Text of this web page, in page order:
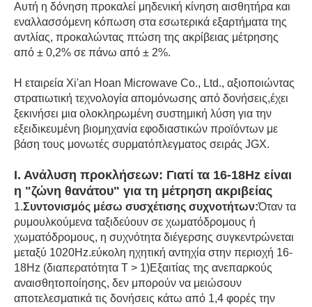
Αυτή η δόνηση προκαλεί μηδενική κίνηση αισθητήρα και
εναλλασσόμενη κόπωση στα εσωτερικά εξαρτήματα της
αντλίας, προκαλώντας πτώση της ακρίβειας μέτρησης
από ± 0,2% σε πάνω από ± 2%.
Η εταιρεία Xi'an Hoan Microwave Co., Ltd., αξιοποιώντας
στρατιωτική τεχνολογία απομόνωσης από δονήσεις,έχει
ξεκινήσει μια ολοκληρωμένη συστημική λύση για την
εξειδικευμένη βιομηχανία εφοδιαστικών προϊόντων με
βάση τους μονωτές συρματόπλεγματος σειράς JGX.
Ι. Ανάλυση προκλήσεων: Γιατί τα 16-18Hz είναι
η "ζώνη θανάτου" για τη μέτρηση ακριβείας
1.Συντονισμός μέσω συσχέτισης συχνοτήτων:Όταν τα
ρυμουλκούμενα ταξιδεύουν σε χωματόδρομους ή
χωματόδρομους, η συχνότητα διέγερσης συγκεντρώνεται
μεταξύ 1020Hz.εύκολη ηχητική αντηχία στην περιοχή 16-
18Hz (διαπερατότητα T > 1)Εξαιτίας της ανεπαρκούς
αναισθητοποίησης, δεν μπορούν να μειώσουν
αποτελεσματικά τις δονήσεις κάτω από 1,4 φορές την